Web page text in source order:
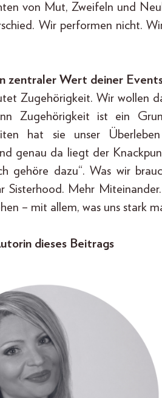
von Mut, Zweifeln und
Wir performen nicht.
zentraler Wert deiner
Zugehörigkeit. Wir wollen
Zugehörigkeit ist ein
hat sie unser
genau da liegt der
gehöre dazu“. Was wir
Sisterhood. Mehr
– mit allem, was uns stark
dieses Beitrags